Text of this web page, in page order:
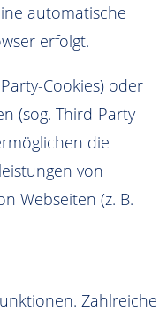
automatische
erfolgt.
Cookies) oder
(sog. Third-Party-
die
von
Webseiten (z. B.
Zahlreiche